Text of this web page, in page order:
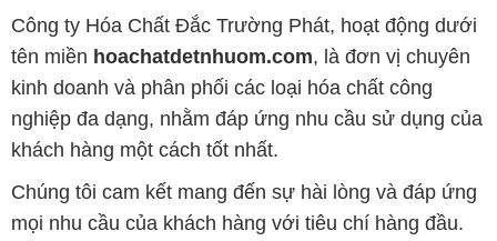
khách hàng một cách tốt nhất.
Chúng tôi cam kết mang đến sự hài lòng và đáp ứng
mọi nhu cầu của khách hàng với tiêu chí hàng đầu.
Công ty chúng tôi hiện cung cấp những sản phẩm
hóa chất chất lượng cao với giá thành hợp lý, nhằm
đảm bảo sự thành công của khách hàng.
Uy tín là một trong những nguyên tắc quan trọng